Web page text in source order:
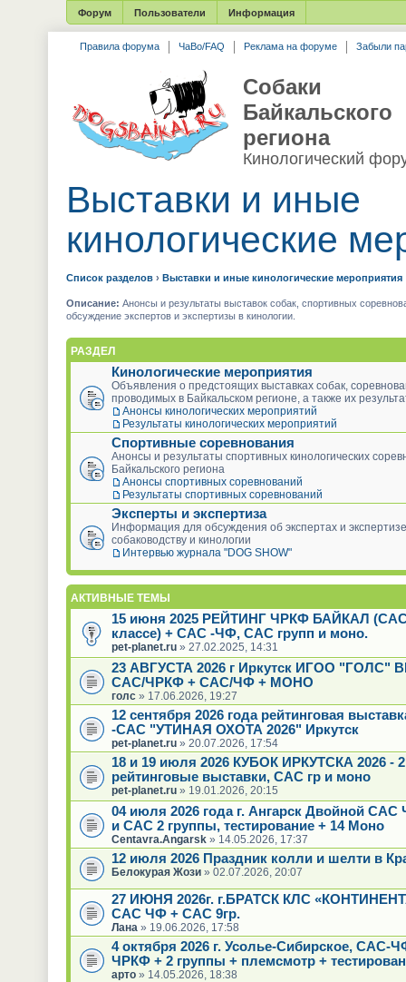
Форум Пользователи Информация
Правила форума ЧаВо/FAQ Реклама на форуме Забыли
Собаки
Байкальского
региона
Кинологический
Выставки и иные
кинологические
Список разделов › Выставки и иные кинологические мероприятия
Описание: Анонсы и результаты выставок собак, спортивных
обсуждение экспертов и экспертизы в кинологии.
РАЗДЕЛ
Кинологические мероприятия
Объявления о предстоящих выставках собак,
проводимых в Байкальском регионе, а также их
Анонсы кинологических мероприятий
Результаты кинологических мероприятий
Спортивные соревнования
Анонсы и результаты спортивных кинологических
Байкальского региона
Анонсы спортивных соревнований
Результаты спортивных соревнований
Эксперты и экспертиза
Информация для обсуждения об экспертах и
собаководству и кинологии
Интервью журнала "DOG SHOW"
АКТИВНЫЕ ТЕМЫ
15 июня 2025 РЕЙТИНГ ЧРКФ БАЙКАЛ
классе) + САС -ЧФ, САС групп и моно.
pet-planet.ru» 27.02.2025, 14:31
23 АВГУСТА 2026 г Иркутск ИГОО "ГОЛС"
САС/ЧРКФ + САС/ЧФ + МОНО
голс» 17.06.2026, 19:27
12 сентября 2026 года рейтинговая
-САС "УТИНАЯ ОХОТА 2026" Иркутск
pet-planet.ru» 20.07.2026, 17:54
18 и 19 июля 2026 КУБОК ИРКУТСКА 2026 - 2
рейтинговые выставки, САС гр и моно
pet-planet.ru» 19.01.2026, 20:15
04 июля 2026 года г. Ангарск Двойной
и САС 2 группы, тестирование + 14 Моно
Centavra.Angarsk» 14.05.2026, 17:37
12 июля 2026 Праздник колли и шелти в
Белокурая Жози» 02.07.2026, 20:07
27 ИЮНЯ 2026г. г.БРАТСК КЛС
САС ЧФ + САС 9гр.
Лана » 19.06.2026, 17:58
4 октября 2026 г. Усолье-Сибирское, САС-
ЧРКФ + 2 группы + племсмотр +
арто» 14.05.2026, 18:38